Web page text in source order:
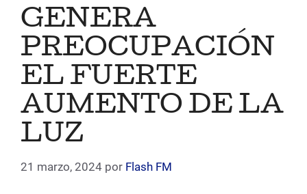
GENERA
PREOCUPACIÓN
EL FUERTE
AUMENTO DE LA
LUZ
21 marzo, 2024 por Flash FM